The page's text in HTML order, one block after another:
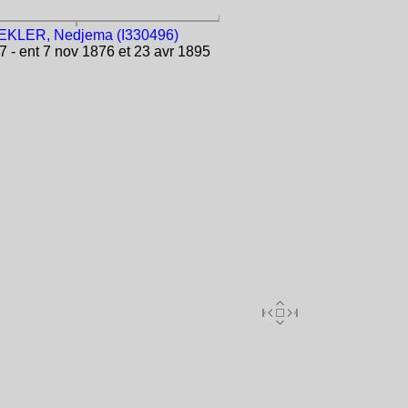
Nedjema (I330496)
- ent 7 nov 1876 et 23 avr 1895